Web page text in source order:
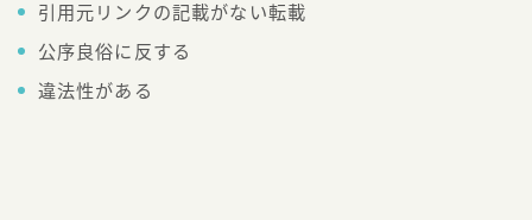
引用元リンクの記載がない転載
公序良俗に反する
違法性がある